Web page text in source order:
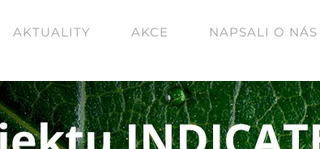
AKTUALITY AKCE NAPSALI O NÁS